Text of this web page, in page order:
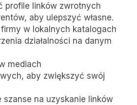
profile linków zwrotnych
aby ulepszyć własne.
w lokalnych katalogach
działalności na danym
mediach
aby zwiększyć swój
szanse na uzyskanie linków